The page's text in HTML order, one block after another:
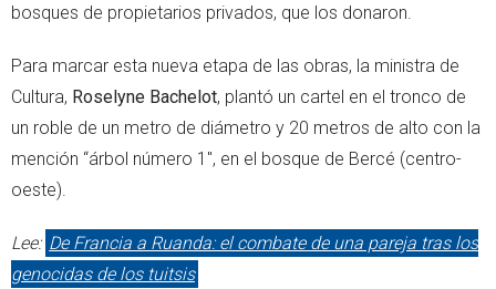
bosques de propietarios privados, que los donaron.
Para marcar esta nueva etapa de las obras, la ministra de
Cultura, Roselyne Bachelot, plantó un cartel en el tronco de
un roble de un metro de diámetro y 20 metros de alto con la
mención “árbol número 1", en el bosque de Bercé (centro-
oeste).
Lee: De Francia a Ruanda: el combate de una pareja tras los
genocidas de los tuitsis